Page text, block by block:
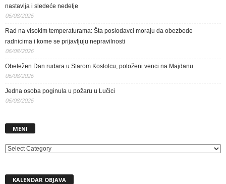
nastavlja i sledeće nedelje
06/08/2026
Rad na visokim temperaturama: Šta poslodavci moraju da obezbede
radnicima i kome se prijavljuju nepravilnosti
06/08/2026
Obeležen Dan rudara u Starom Kostolcu, položeni venci na Majdanu
06/08/2026
Jedna osoba poginula u požaru u Lučici
06/08/2026
MENI
MENI
KALENDAR OBJAVA